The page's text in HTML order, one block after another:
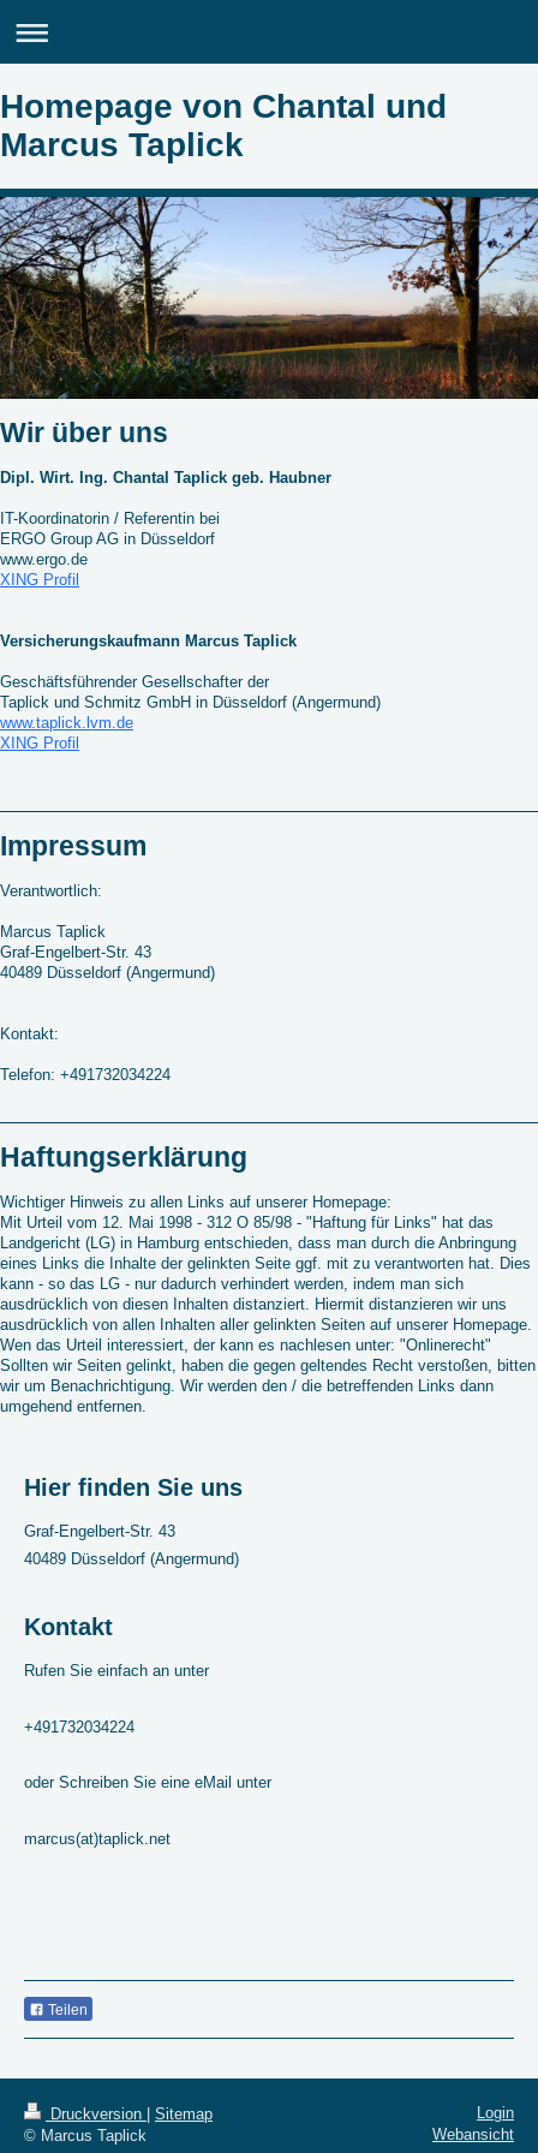
Homepage von Chantal und
Marcus Taplick
Wir über uns
Dipl. Wirt. Ing. Chantal Taplick geb. Haubner
IT-Koordinatorin / Referentin bei
ERGO Group AG in Düsseldorf
www.ergo.de
XING Profil
Versicherungskaufmann Marcus Taplick
Geschäftsführender Gesellschafter der
Taplick und Schmitz GmbH in Düsseldorf (Angermund)
www.taplick.lvm.de
XING Profil
Impressum
Verantwortlich:
Marcus Taplick
Graf-Engelbert-Str. 43
40489 Düsseldorf (Angermund)
Kontakt:
Telefon: +491732034224
Haftungserklärung
Wichtiger Hinweis zu allen Links auf unserer Homepage:
Mit Urteil vom 12. Mai 1998 - 312 O 85/98 - "Haftung für Links" hat das
Landgericht (LG) in Hamburg entschieden, dass man durch die Anbringung
eines Links die Inhalte der gelinkten Seite ggf. mit zu verantworten hat. Dies
kann - so das LG - nur dadurch verhindert werden, indem man sich
ausdrücklich von diesen Inhalten distanziert. Hiermit distanzieren wir uns
ausdrücklich von allen Inhalten aller gelinkten Seiten auf unserer Homepage.
Wen das Urteil interessiert, der kann es nachlesen unter: "Onlinerecht"
Sollten wir Seiten gelinkt, haben die gegen geltendes Recht verstoßen, bitten
wir um Benachrichtigung. Wir werden den / die betreffenden Links dann
umgehend entfernen.
Hier finden Sie uns
Graf-Engelbert-Str. 43
40489 Düsseldorf (Angermund)
Kontakt
Rufen Sie einfach an unter
+491732034224
oder Schreiben Sie eine eMail unter
marcus(at)taplick.net
Teilen
Druckversion
Sitemap
© Marcus Taplick
Login
Webansicht